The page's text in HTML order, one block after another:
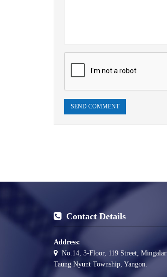
SEND COMMENT
Contact Details
Address:
No.14, 3-Floor, 119 Street, Mingalar
Taung Nyunt Township, Yangon.